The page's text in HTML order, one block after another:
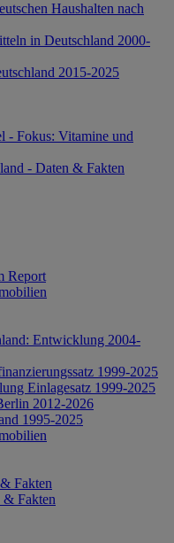
Haushalten nach
in Deutschland 2000-
2015-2025
- Fokus: Vitamine und
- Daten & Fakten
Report
Entwicklung 2004-
1999-2025
Einlagesatz 1999-2025
2012-2026
1995-2025
Fakten
Fakten